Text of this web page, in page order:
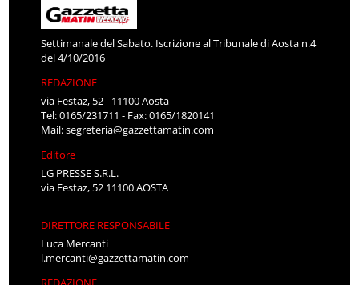
Settimanale del Sabato. Iscrizione al Tribunale di Aosta n.4
del 4/10/2016
REDAZIONE
via Festaz, 52 - 11100 Aosta
Tel: 0165/231711 - Fax: 0165/1820141
Mail:segreteria@gazzettamatin.com
Editore
LG PRESSE S.R.L.
via Festaz, 52 11100 AOSTA
DIRETTORE RESPONSABILE
Luca Mercanti
l.mercanti@gazzettamatin.com